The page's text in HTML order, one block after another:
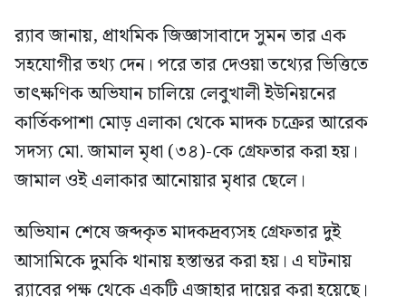
র‍্যাব জানায়, প্রাথমিক জিজ্ঞাসাবাদে সুমন তার এক
সহযোগীর তথ্য দেন। পরে তার দেওয়া তথ্যের ভিত্তিতে
তাৎক্ষণিক অভিযান চালিয়ে লেবুখালী ইউনিয়নের
কার্তিকপাশা মোড় এলাকা থেকে মাদক চক্রের আরেক
সদস্য মো. জামাল মৃধা (৩৪)-কে গ্রেফতার করা হয়।
জামাল ওই এলাকার আনোয়ার মৃধার ছেলে।
অভিযান শেষে জব্দকৃত মাদকদ্রব্যসহ গ্রেফতার দুই
আসামিকে দুমকি থানায় হস্তান্তর করা হয়। এ ঘটনায়
র‍্যাবের পক্ষ থেকে একটি এজাহার দায়ের করা হয়েছে।